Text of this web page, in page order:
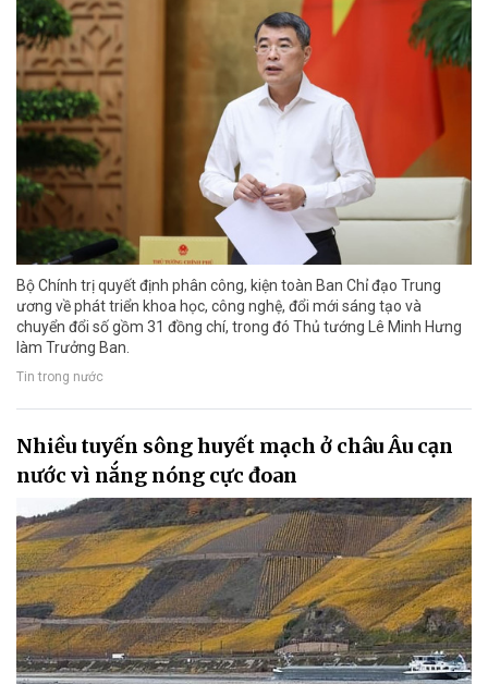
Bộ Chính trị quyết định phân công, kiện toàn Ban Chỉ đạo Trung
ương về phát triển khoa học, công nghệ, đổi mới sáng tạo và
chuyển đổi số gồm 31 đồng chí, trong đó Thủ tướng Lê Minh Hưng
làm Trưởng Ban.
Tin trong nước
Nhiều tuyến sông huyết mạch ở châu Âu cạn
nước vì nắng nóng cực đoan